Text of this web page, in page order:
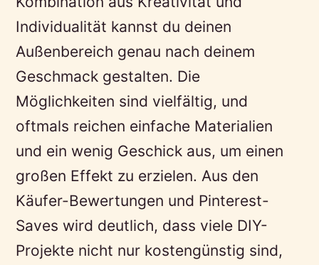
Individualität kannst du deinen
Außenbereich genau nach deinem
Geschmack gestalten. Die
Möglichkeiten sind vielfältig, und
oftmals reichen einfache Materialien
und ein wenig Geschick aus, um einen
großen Effekt zu erzielen. Aus den
Käufer-Bewertungen und Pinterest-
Saves wird deutlich, dass viele DIY-
Projekte nicht nur kostengünstig sind,